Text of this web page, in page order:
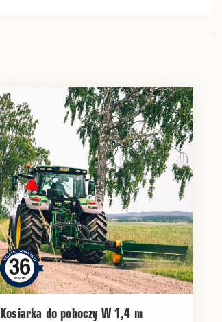
Kosiarka do poboczy W 1,4 m